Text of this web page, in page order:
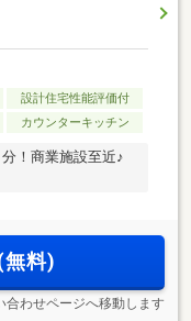
設計住宅性能評価付
カウンターキッチン
！商業施設至近♪
無料)
合わせページへ移動します